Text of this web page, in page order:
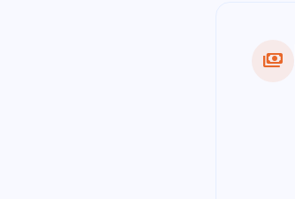
payments